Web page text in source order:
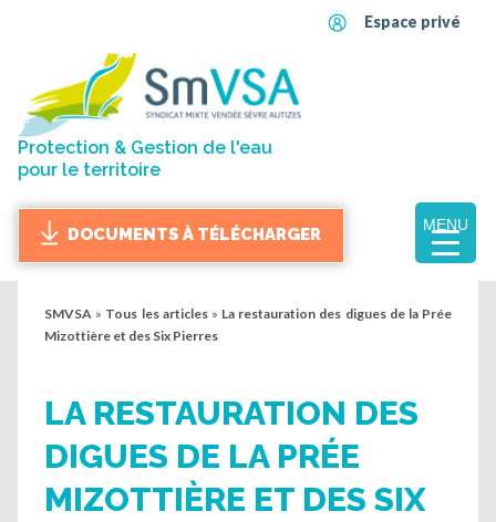
Espace privé
Protection & Gestion de l'eau
pour le territoire
DOCUMENTS À TÉLÉCHARGER
MENU
SMVSA » Tous les articles» La restauration des digues de la Prée
Mizottière et des Six Pierres
LA RESTAURATION DES
DIGUES DE LA PRÉE
MIZOTTIÈRE ET DES SIX